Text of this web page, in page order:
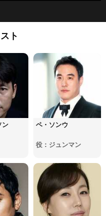
ト
ン ペ・ソンウ
役：ジュンマン